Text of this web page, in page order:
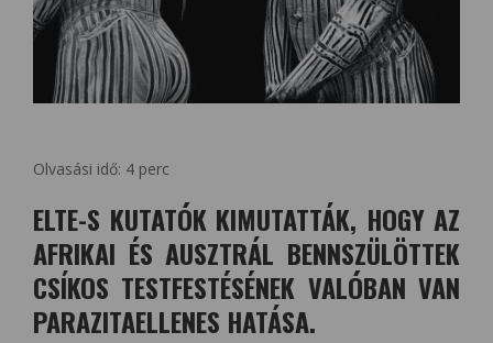
Olvasási idő: 4 perc
ELTE-S KUTATÓK KIMUTATTÁK, HOGY AZ
AFRIKAI ÉS AUSZTRÁL BENNSZÜLÖTTEK
CSÍKOS TESTFESTÉSÉNEK VALÓBAN VAN
PARAZITAELLENES HATÁSA.